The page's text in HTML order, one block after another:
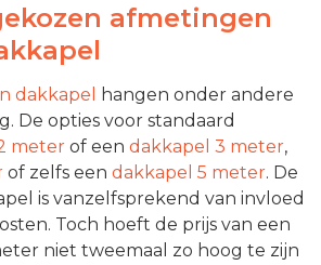
afmetingen
dakkapel
hangen onder andere
De opties voor standaard
meter of een dakkapel 3 meter,
of zelfs een dakkapel 5 meter. De
is vanzelfsprekend van invloed
Toch hoeft de prijs van een
niet tweemaal zo hoog te zijn